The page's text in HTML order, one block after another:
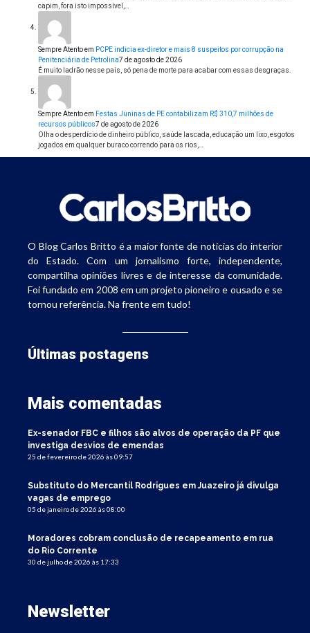
capim, fora isto impossível,…
Sempre Atentoem PCPE indicia ex-diretor e mais 8 suspeitos por corrupção na
Penitenciária de Petrolina7 de agosto de 2026
É muito ladrão nesse país, só pena de morte para acabar com essas desgraças.
Sempre Atentoem Festas Juninas de PE contabilizam R$ 310,7 milhões de
recursos públicos7 de agosto de 2026
Olha o desperdício de dinheiro público, saúde lascada, educação um lixo, esgotos
jogados em qualquer buraco correndo para os rios,…
O Blog Carlos Britto é a maior fonte de notícias do interior
do Estado. Com um jornalismo forte, independente,
compartilha opiniões livres e de interesse da comunidade.
Foi fundado em 2008 em um projeto pioneiro e ousado e se
tornou referência. Na frente em tudo!
Últimas postagens
Mais comentadas
Ex-senador FBC e filhos são alvos de operação da PF que
investiga desvios de emendas
25 de fevereiro de 2026 às 09:57
Substituto do Mercantil Rodrigues em Juazeiro já divulga
vagas de emprego
05 de janeiro de 2026 às 08:00
Moradores cobram conclusão de recapeamento em rua
do Rio Corrente
30 de julho de 2026 às 17:33
Newsletter